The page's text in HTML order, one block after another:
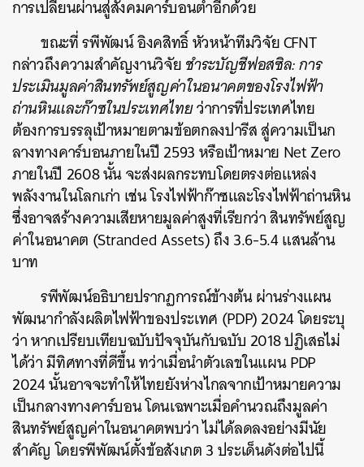
การเปลี่ยนผ่านสู่สังคมคาร์บอนต่ำอีกด้วย
ขณะที่ รพีพัฒน์ อิงคสิทธิ์ หัวหน้าทีมวิจัย CFNT
กล่าวถึงความสำคัญงานวิจัยชำระบัญชีฟอสซิล: การ
ประเมินมูลค่าสินทรัพย์สูญค่าในอนาคตของโรงไฟฟ้า
ถ่านหินและก๊าซในประเทศไทยว่าการที่ประเทศไทย
ต้องการบรรลุเป้าหมายตามข้อตกลงปารีส สู่ความเป็นก
ลางทางคาร์บอนภายในปี 2593 หรือเป้าหมาย Net Zero
ภายในปี 2608 นั้น จะส่งผลกระทบโดยตรงต่อแหล่ง
พลังงานในโลกเก่า เช่น โรงไฟฟ้าก๊าซและโรงไฟฟ้าถ่านหิน
ซึ่งอาจสร้างความเสียหายมูลค่าสูงที่เรียกว่าสินทรัพย์สูญ
ค่าในอนาคต (Stranded Assets)ถึง 3.6-5.4 แสนล้าน
บาท
รพีพัฒน์อธิบายปรากฏการณ์ข้างต้น ผ่านร่างแผน
พัฒนากำลังผลิตไฟฟ้าของประเทศ (PDP) 2024 โดยระบุ
ว่า หากเปรียบเทียบฉบับปัจจุบันกับฉบับ 2018 ปฏิเสธไม่
ได้ว่า มีทิศทางที่ดีขึ้น ทว่าเมื่อนำตัวเลขในแผน PDP
2024 นั้นอาจจะทำให้ไทยยังห่างไกลจากเป้าหมายความ
เป็นกลางทางคาร์บอน โดนเฉพาะเมื่อคำนวณถึงมูลค่า
สินทรัพย์สูญค่าในอนาคตพบว่า ไม่ได้ลดลงอย่างมีนัย
สำคัญ โดยรพีพัฒน์ตั้งข้อสังเกต 3 ประเด็นดังต่อไปนี้
ค้นหา
SHARE TWEET LINE EMAIL